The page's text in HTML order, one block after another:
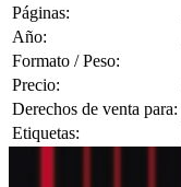
Páginas:
Año:
Formato / Peso:
Precio:
Derechos de venta para:
Etiquetas: